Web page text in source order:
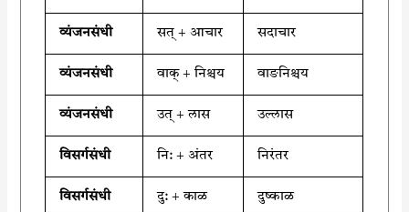
व्यंजनसंधी सत् + आचार सदाचार
व्यंजनसंधी वाक् + निश्चय वाङनिश्चय
व्यंजनसंधी उत् + लास उल्लास
विसर्गसंधी नि: + अंतर निरंतर
विसर्गसंधी दु: + काळ दुष्काळ